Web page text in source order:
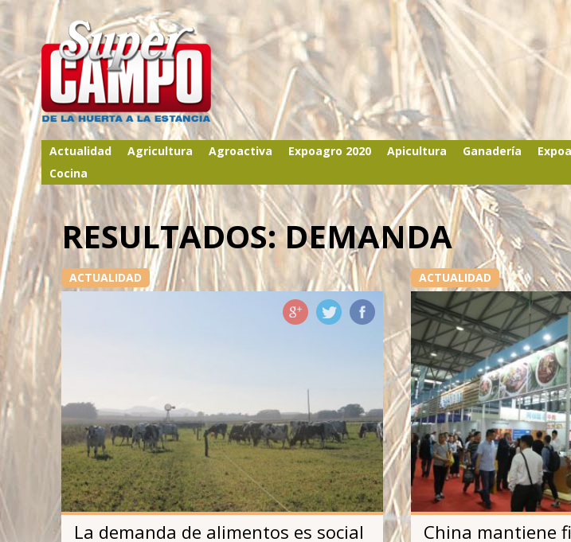
Actualidad Agricultura Agroactiva Expoagro 2020 Apicultura Ganadería
Cocina
RESULTADOS: DEMANDA
ACTUALIDAD
La demanda de alimentos es social
ACTUALIDAD
China mantiene